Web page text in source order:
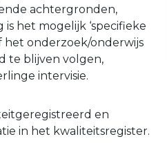
achtergronden,
het mogelijk ‘specifieke
het onderzoek/onderwijs
te blijven volgen,
intervisie.
en
in het kwaliteitsregister.